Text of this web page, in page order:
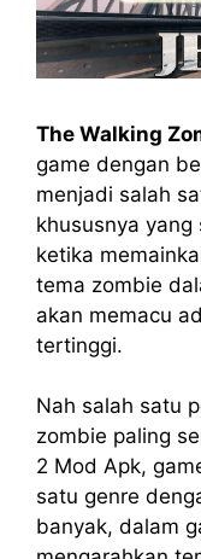
The Walking
game dengan
menjadi salah
khususnya
ketika
tema zombie
akan memacu
tertinggi.
Nah salah satu
zombie paling
2 Mod Apk,
satu genre
banyak, dalam